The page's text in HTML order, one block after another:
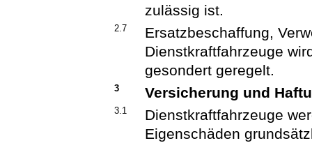
zulässig ist.
2.7
Ersatzbeschaffung,
Dienstkraftfahrzeuge
gesondert geregelt.
3 Versicherung und
3.1
Dienstkraftfahrzeuge
Eigenschäden